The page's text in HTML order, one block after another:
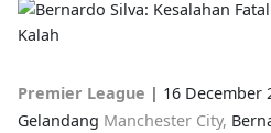
Premier League | 16 December
Gelandang Manchester City,